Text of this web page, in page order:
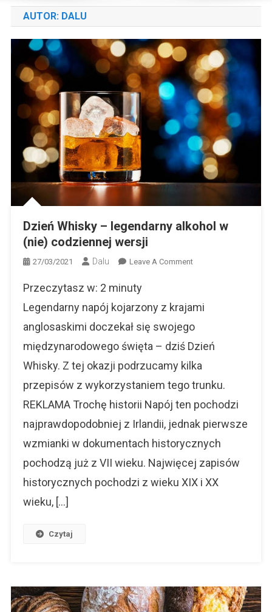
AUTOR: DALU
Dzień Whisky – legendarny alkohol w
(nie) codziennej wersji
27/03/2021 Dalu Leave A CommentOn
Alkohol
W
Codziennej
Wersji
Przeczytasz w: 2 minuty
Legendarny napój kojarzony z krajami
anglosaskimi doczekał się swojego
międzynarodowego święta – dziś Dzień
Whisky. Z tej okazji podrzucamy kilka
przepisów z wykorzystaniem tego trunku.
REKLAMA Trochę historii Napój ten pochodzi
najprawdopodobniej z Irlandii, jednak pierwsze
wzmianki w dokumentach historycznych
pochodzą już z VII wieku. Najwięcej zapisów
historycznych pochodzi z wieku XIX i XX
wieku, […]
Czytaj